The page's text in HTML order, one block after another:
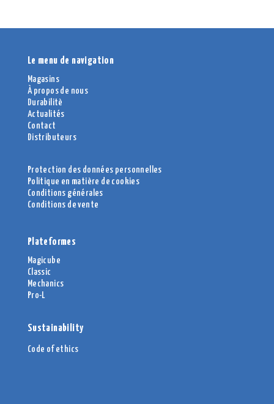
Le menu de navigation
Magasins
À propos de nous
Durabilitè
Actualités
Contact
Distributeurs
Protection des données personnelles
Politique en matière de cookies
Conditions générales
Conditions de vente
Plateformes
Magicube
Classic
Mechanics
Pro-L
Sustainability
Code of ethics